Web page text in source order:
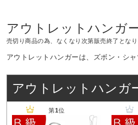
お知らせ
未分類
アウトレットハンガ
売切り商品の為、なくなり次第販売終了とな
アウトレットハンガーは、ズボン・シ
アウトレットハンガ
第1位